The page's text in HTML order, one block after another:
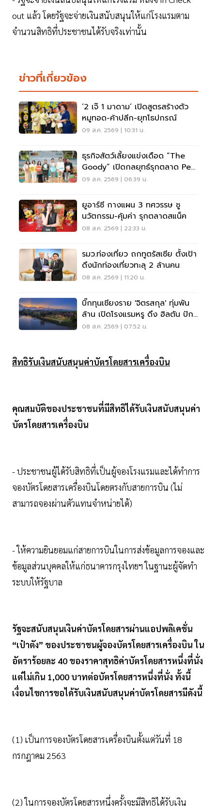
out แล้ว โดยรัฐจะจ่ายเงินสนับสนุนให้แก่โรงแรมตาม
จำนวนสิทธิที่ประชาชนได้รับจริงเท่านั้น
ข่าวที่เกี่ยวข้อง
‘2 เจ๊ 1 มาดาม’ เปิดสูตรสร้างตัว
หมูทอด-ค้าปลีก-ยุทโธปกรณ์
09 ส.ค. 2569 | 10:31 น.
ธุรกิจสัตว์เลี้ยงแข่งเดือด “The
Goody” เปิดกลยุทธ์รุกตลาด Pet
Humanization
09 ส.ค. 2569 | 06:39 น.
ยูอาร์ซี กางแผน 3 ทศวรรษ ชู
นวัตกรรม-คุ้มค่า รุกตลาดสแน็ค
08 ส.ค. 2569 | 22:33 น.
รมว.ท่องเที่ยว ถกทูตรัสเซีย ตั้งเป้า
ดึงนักท่องเที่ยวทะลุ 2 ล้านคน
08 ส.ค. 2569 | 11:20 น.
บิ๊กทุนเชียงราย 'จิตรสกุล' ทุ่มพัน
ล้าน เปิดโรงแรมหรู ดึง ฮิลตัน ปัก
หมุดแบรนด์ใหม่
08 ส.ค. 2569 | 07:52 น.
สิทธิรับเงินสนับสนุนค่าบัตรโดยสารเครื่องบิน
คุณสมบัติของประชาชนที่มีสิทธิได้รับเงินสนับสนุนค่า
บัตรโดยสารเครื่องบิน
- ประชาชนผู้ได้รับสิทธิที่เป็นผู้จองโรงแรมและได้ทำการ
จองบัตรโดยสารเครื่องบินโดยตรงกับสายการบิน (ไม่
สามารถจองผ่านตัวแทนจำหน่ายได้)
- ให้ความยินยอมแก่สายการบินในการส่งข้อมูลการจองและ
ข้อมูลส่วนบุคคลให้แก่ธนาคารกรุงไทยฯ ในฐานะผู้จัดทำ
ระบบให้รัฐบาล
รัฐจะสนับสนุนเงินค่าบัตรโดยสารผ่านแอปพลิเคชั่น
“เป๋าตัง” ของประชาชนผู้จองบัตรโดยสารเครื่องบิน ใน
อัตราร้อยละ 40 ของราคาสุทธิค่าบัตรโดยสารหนึ่งที่นั่ง
แต่ไม่เกิน 1,000 บาทต่อบัตรโดยสารหนึ่งที่นั่ง ทั้งนี้
เงื่อนไขการขอได้รับเงินสนับสนุนค่าบัตรโดยสารมีดังนี้
(1) เป็นการจองบัตรโดยสารเครื่องบินตั้งแต่วันที่ 18
กรกฎาคม 2563
(2) ในการจองบัตรโดยสารหนึ่งครั้งจะมีสิทธิได้รับเงิน